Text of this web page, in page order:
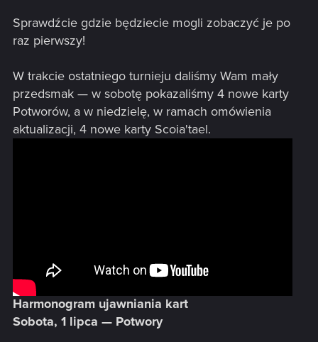
Sprawdźcie gdzie będziecie mogli zobaczyć je po
raz pierwszy!
W trakcie ostatniego turnieju daliśmy Wam mały
przedsmak — w sobotę pokazaliśmy 4 nowe karty
Potworów, a w niedzielę, w ramach omówienia
aktualizacji, 4 nowe karty Scoia'tael.
Harmonogram ujawniania kart
Sobota, 1 lipca — Potwory